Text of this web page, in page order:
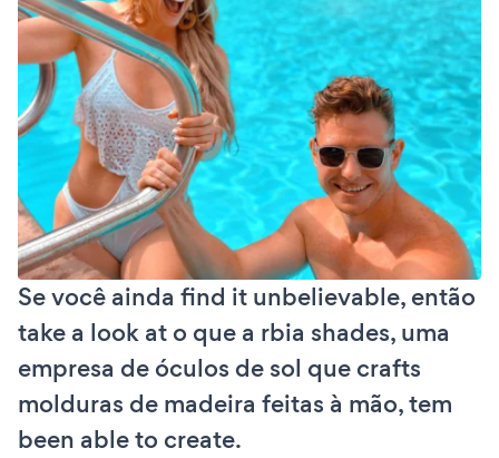
Se você ainda find it unbelievable, então
take a look at o que a rbia shades, uma
empresa de óculos de sol que crafts
molduras de madeira feitas à mão, tem
been able to create.